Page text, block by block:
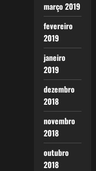
março 2019
fevereiro
2019
janeiro
2019
dezembro
2018
novembro
2018
outubro
2018